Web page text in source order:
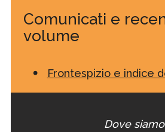
Comunicati e
volume
Frontespizio e indice
Dove siamo